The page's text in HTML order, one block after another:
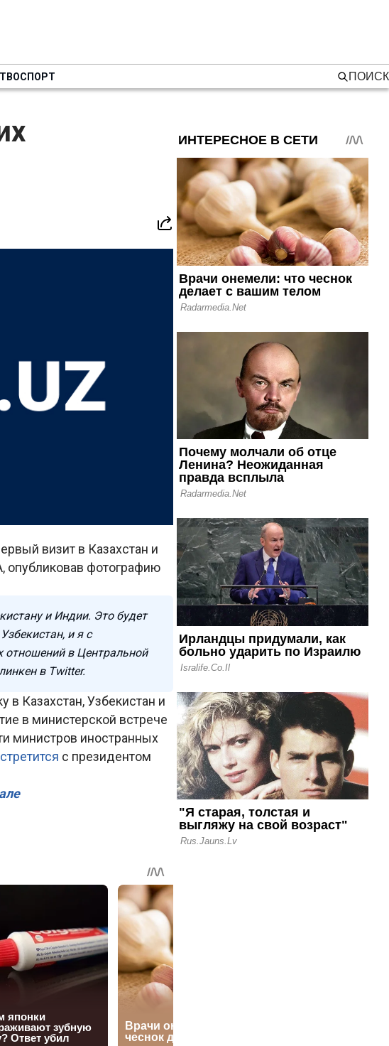
СПОРТ ПОИСК
визит в Казахстан и
опубликовав фотографию
и Индии. Это будет
и я с
отношений в Центральной
в Twitter.
в Казахстан, Узбекистан и
в министерской встрече
министров иностранных
с президентом